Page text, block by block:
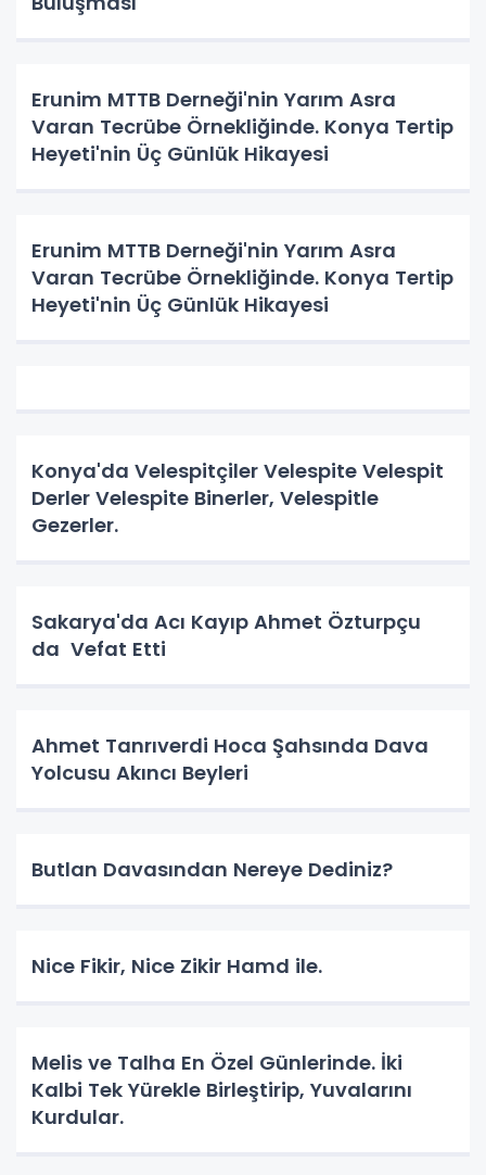
Erunim MTTB Derneği'nin Yarım Asra
Varan Tecrübe Örnekliğinde. Konya Tertip
Heyeti'nin Üç Günlük Hikayesi
Erunim MTTB Derneği'nin Yarım Asra
Varan Tecrübe Örnekliğinde. Konya Tertip
Heyeti'nin Üç Günlük Hikayesi
Konya'da Velespitçiler Velespite Velespit
Derler Velespite Binerler, Velespitle
Gezerler.
Sakarya'da Acı Kayıp Ahmet Özturpçu
da Vefat Etti
Ahmet Tanrıverdi Hoca Şahsında Dava
Yolcusu Akıncı Beyleri
Butlan Davasından Nereye Dediniz?
Nice Fikir, Nice Zikir Hamd ile.
Melis ve Talha En Özel Günlerinde. İki
Kalbi Tek Yürekle Birleştirip, Yuvalarını
Kurdular.